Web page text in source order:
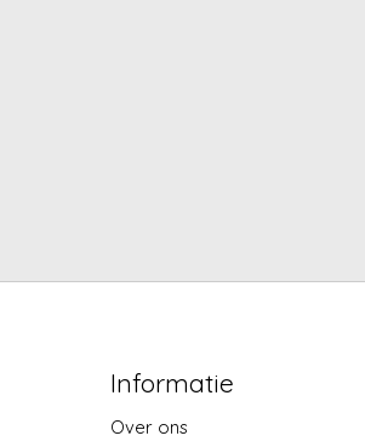
Informatie
Over ons